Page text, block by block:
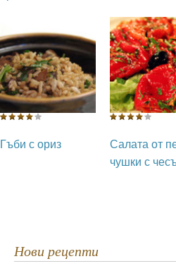
Гъби с ориз
Салата от
чушки с
Нови рецепти